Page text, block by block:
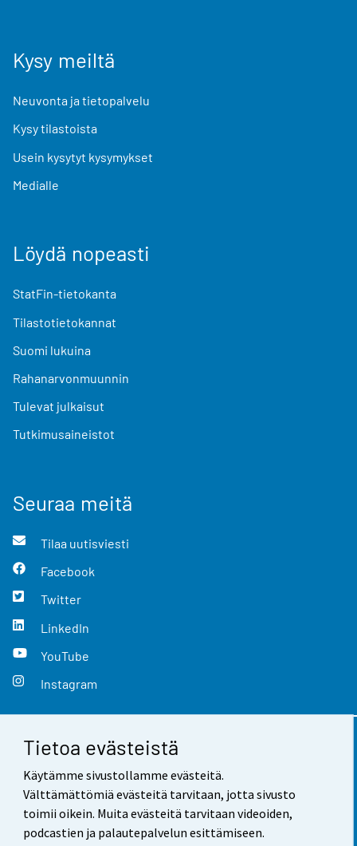
Tietoa evästeistä
Käytämme sivustollamme evästeitä.
Välttämättömiä evästeitä tarvitaan, jotta sivusto
toimii oikein. Muita evästeitä tarvitaan videoiden,
podcastien ja palautepalvelun esittämiseen.
Kysy meiltä
Neuvonta ja tietopalvelu
Kysy tilastoista
Usein kysytyt kysymykset
Medialle
Löydä nopeasti
StatFin-tietokanta
Tilastotietokannat
Suomi lukuina
Rahanarvonmuunnin
Tulevat julkaisut
Tutkimusaineistot
Seuraa meitä
Tilaa uutisviesti
Facebook
Twitter
LinkedIn
YouTube
Instagram
Yhteystiedot
Palaute
Käyttöehdot